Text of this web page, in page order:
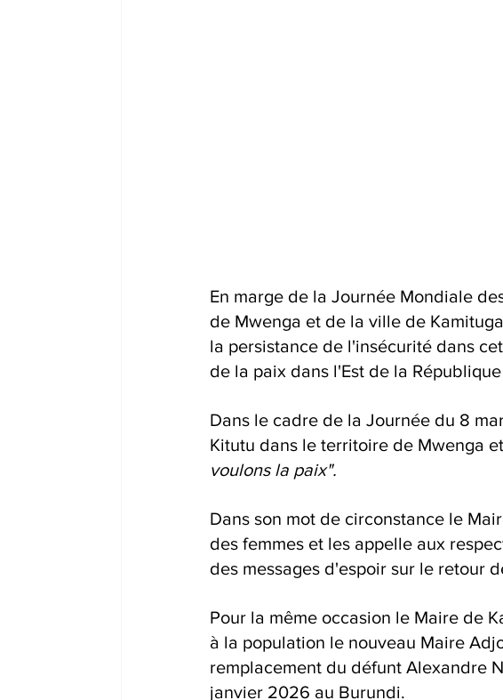
En marge de la Journée Mondiale
de Mwenga et de la ville de
la persistance de l'insécurité dans
de la paix dans l'Est de la
Dans le cadre de la Journée du 8
Kitutu dans le territoire de Mwenga
voulons la paix".
Dans son mot de circonstance le
des femmes et les appelle aux
des messages d'espoir sur le retour
Pour la même occasion le Maire de
à la population le nouveau Maire
remplacement du défunt Alexandre
janvier 2026 au Burundi.